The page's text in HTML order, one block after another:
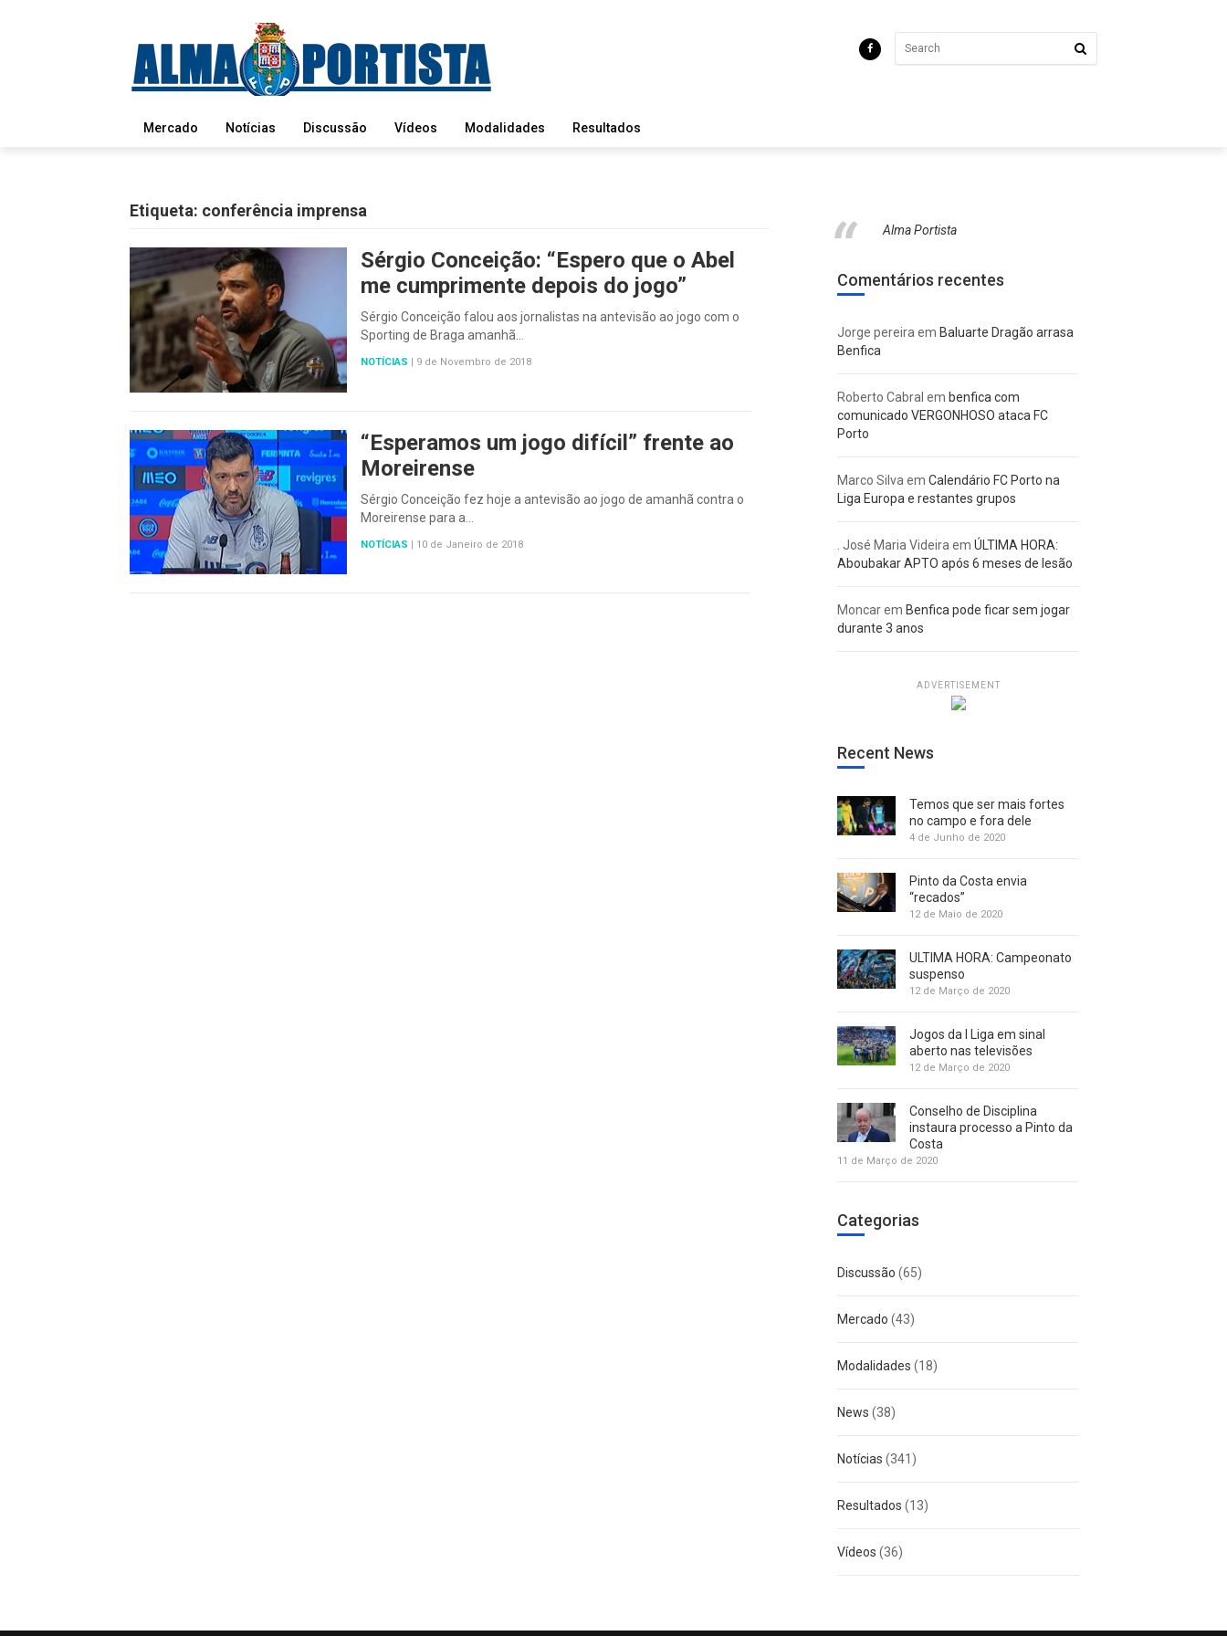
Mercado Notícias Discussão Vídeos Modalidades Resultados
Etiqueta: conferência imprensa
Sérgio Conceição: “Espero que o Abel
me cumprimente depois do jogo”
Sérgio Conceição falou aos jornalistas na antevisão ao jogo com o
Sporting de Braga amanhã…
NOTÍCIAS | 9 de Novembro de 2018
“Esperamos um jogo difícil” frente ao
Moreirense
Sérgio Conceição fez hoje a antevisão ao jogo de amanhã contra o
Moreirense para a…
NOTÍCIAS | 10 de Janeiro de 2018
Alma Portista
Comentários recentes
Jorge pereira em Baluarte Dragão arrasa
Benfica
Roberto Cabral em benfica com
comunicado VERGONHOSO ataca FC
Porto
Marco Silva em Calendário FC Porto na
Liga Europa e restantes grupos
. José Maria Videira em ÚLTIMA HORA:
Aboubakar APTO após 6 meses de lesão
Moncarem Benfica pode ficar sem jogar
durante 3 anos
ADVERTISEMENT
Recent News
Temos que ser mais fortes
no campo e fora dele
4 de Junho de 2020
Pinto da Costa envia
“recados”
12 de Maio de 2020
ULTIMA HORA: Campeonato
suspenso
12 de Março de 2020
Jogos da I Liga em sinal
aberto nas televisões
12 de Março de 2020
Conselho de Disciplina
instaura processo a Pinto da
Costa
11 de Março de 2020
Categorias
Discussão (65)
Mercado (43)
Modalidades (18)
News (38)
Notícias (341)
Resultados (13)
Vídeos (36)